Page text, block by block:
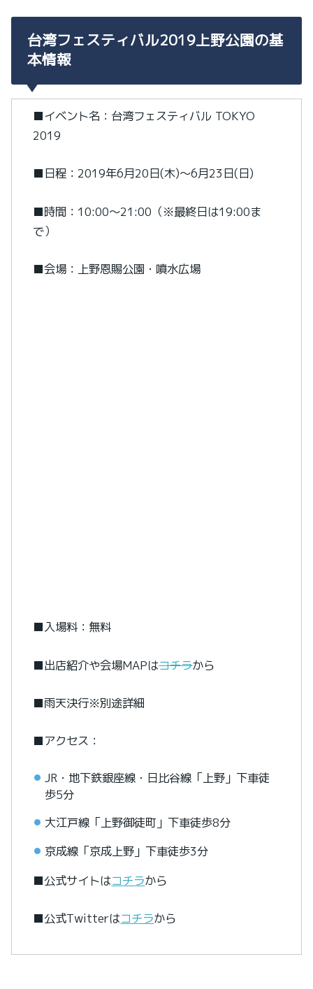
台湾フェスティバル2019上野公園の基
本情報
■イベント名：台湾フェスティバル TOKYO
2019
■日程：2019年6月20日(木)～6月23日(日)
■時間：10:00～21:00（※最終日は19:00ま
で）
■会場：上野恩賜公園・噴水広場
■入場料：無料
■出店紹介や会場MAPはコチラから
■雨天決行※別途詳細
■アクセス：
JR・地下鉄銀座線・日比谷線「上野」下車徒
歩5分
大江戸線「上野御徒町」下車徒歩8分
京成線「京成上野」下車徒歩3分
■公式サイトはコチラから
■公式Twitterはコチラから